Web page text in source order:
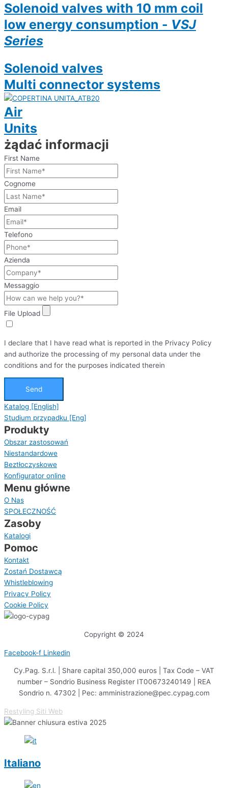
Solenoid valves with 10 mm coil
low energy consumption - VSJ
Series
Solenoid valves
Multi connector systems
Air
Units
żądać informacji
First Name
Cognome
Email
Telefono
Azienda
Messaggio
File Upload
I declare that I have read what is reported in the Privacy Policy
and authorize the processing of my personal data under the
conditions and for the purposes indicated therein
Send
Katalog [English]
Studium przypadku [Eng]
Produkty
Obszar zastosowań
Niestandardowe
Beztłoczyskowe
Konfigurator online
Menu główne
O Nas
SPOŁECZNOŚĆ
Zasoby
Katalogi
Pomoc
Kontakt
Zostań Dostawcą
Whistleblowing
Privacy Policy
Cookie Policy
Copyright © 2024
Facebook-f Linkedin
Cy.Pag. S.r.l. | Share capital 350,000 euros | Tax Code – VAT
number – Sondrio Business Register IT00673240149 | REA
Sondrio n. 47302 | Pec: amministrazione@pec.cypag.com
Restyling Siti Web
Italiano